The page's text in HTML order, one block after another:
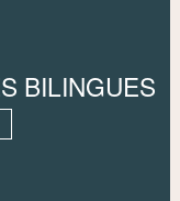
BILINGUES